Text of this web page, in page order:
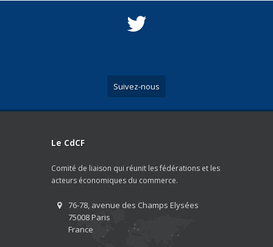
Suivez-nous
Le CdCF
Comité de liaison qui réunit les fédérations et les
acteurs économiques du commerce.
76-78, avenue des Champs Elysées
75008 Paris
France